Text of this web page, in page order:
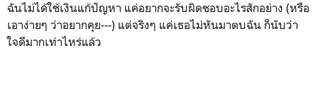
ฉันไม่ได้ใช้เงินแก้ปัญหา แค่อยากจะรับผิดชอบอะไรสักอย่าง (หรือ
เอาง่ายๆ ว่าอยากคุย---) แต่จริงๆ แค่เธอไม่หันมาตบฉัน ก็นับว่า
ใจดีมากเท่าไหร่แล้ว